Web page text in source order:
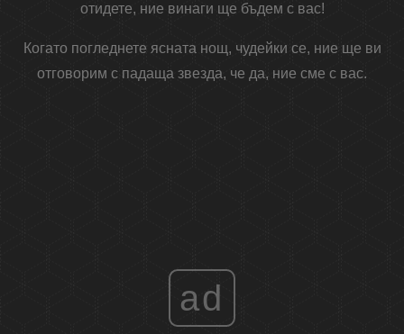
отидете, ние винаги ще бъдем с вас!
Когато погледнете ясната нощ, чудейки се, ние ще ви
отговорим с падаща звезда, че да, ние сме с вас.
ad